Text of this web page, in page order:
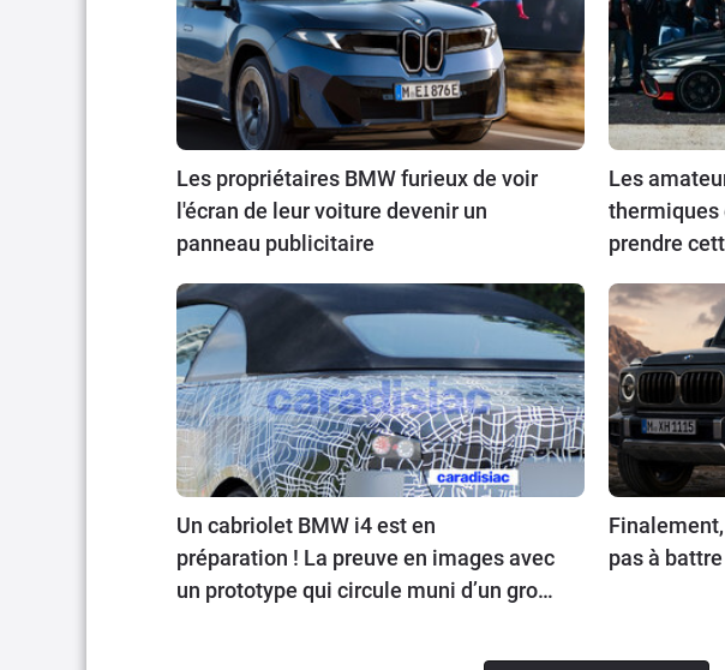
Les propriétaires BMW furieux de voir
l'écran de leur voiture devenir un
panneau publicitaire
Les
thermiques
prendre
Un cabriolet BMW i4 est en
préparation ! La preuve en images avec
un prototype qui circule muni d’un gros
Finalement,
pas à